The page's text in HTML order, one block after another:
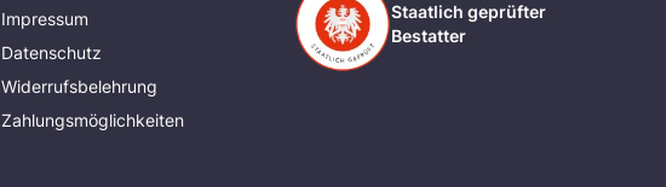
Impressum
Datenschutz
Widerrufsbelehrung
Zahlungsmöglichkeiten
Staatlich geprüfter
Bestatter